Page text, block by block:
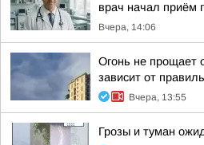
врач начал приём
Вчера, 14:06
Огонь не прощает
зависит от
Вчера, 13:55
Грозы и туман